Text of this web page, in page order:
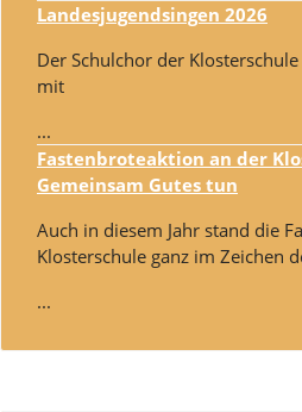
Landesjugendsingen 2026
Der Schulchor der
mit
...
Fastenbroteaktion an der
Gemeinsam Gutes tun
Auch in diesem Jahr stand die
Klosterschule ganz im Zeichen
...